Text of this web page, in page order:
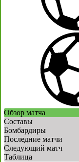
Обзор матча
Составы
Бомбардиры
Последние матчи
Следующий матч
Таблица